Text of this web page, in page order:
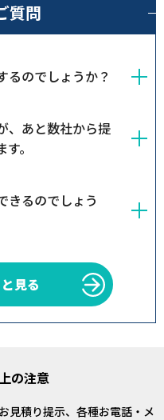
質問
るのでしょうか？
、あと数社から提
。
きるのでしょう
見る
の注意
見積り提示、各種お電話・メ